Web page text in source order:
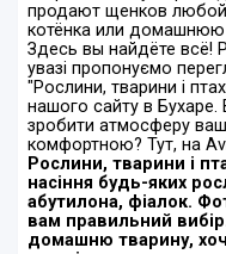
продают щенков
котёнка или домашнюю
Здесь вы найдёте всё!
увазі пропонуємо
"Рослини, тварини і
нашого сайту в Бухаре.
зробити атмосферу
комфортною? Тут, на
Рослини, тварини і
насіння будь-яких
абутилона, фіалок.
вам правильний
домашню тварину,